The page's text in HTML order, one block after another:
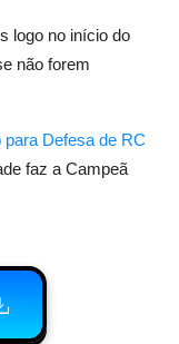
logo no início do
não forem
para Defesa de RC
faz a Campeã